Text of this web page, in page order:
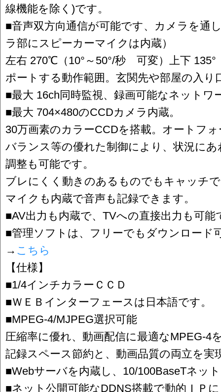
線機能を除く)です。
■音声双方向通信が可能です、カメラを通
ラ部にスピーカーマイクは内蔵）
左右 270℃（10°～50°/秒 可変）上下
ポートする動作範囲。玄関先や部屋の入り
■最大 16ch同時監視、録画可能なネットワ
■最大 704×480のCCDカメラ内蔵。
30万画素のカラーCCDを搭載。オートフ
バランス等の優れた制御により、状況に
調整も可能です。
ブレにくく動きのあるものでもキャッチ
マイクも内蔵で音声も記録できます。
■AV出力も内蔵で、TVへの直接出力も可能
■管理ソフトは、フリーでもダウンロード
→ こちら
【仕様】
■1/4インチカラーＣＣＤ
■ＷＥＢインターフェースは日本語です。
■MPEG-4/MJPEG選択可能
圧縮率に優れ、動画配信に最適なMPEG-4
記録スペース節約と、動画品質の両立を実
■Webサーバを内蔵し、10/100BaseTネッ
■ネット公開可能なDDNS搭載で動的ＩＰ